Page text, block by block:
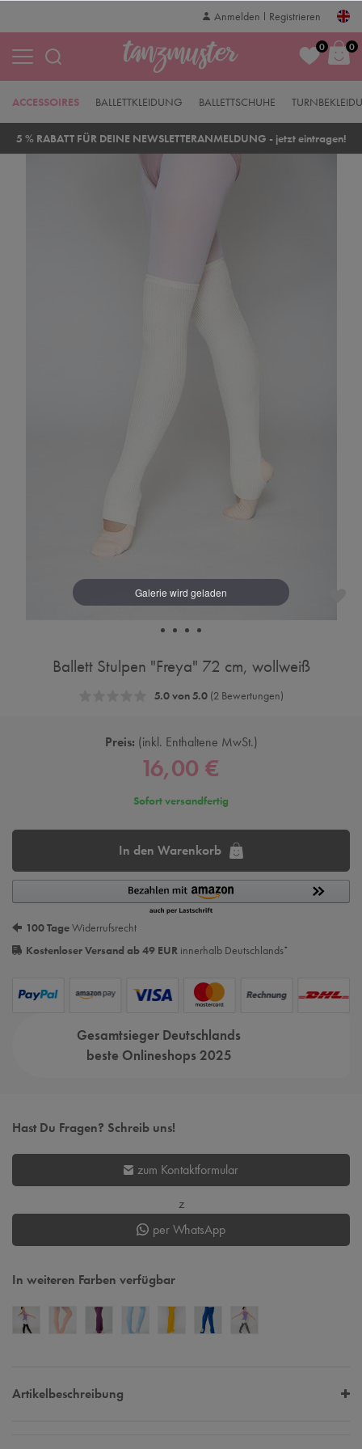
Anmelden Registrieren
0 0
BALLETTKLEIDUNG BALLETTSCHUHE
ACCESSOIRES
5 % RABATT FÜR DEINE NEWSLETTERANMELDUNG - jetzt eintragen!
Ballett Stulpen "Freya" 72 cm, wollweiß
5.0 von 5.0(2 Bewertungen)
Preis: inkl. Enthaltene MwSt.
16,00 €
Sofort versandfertig
In den Warenkorb
100 TageWiderrufsrecht
Kostenloser Versand ab 49 EUR innerhalb Deutschlands*
Gesamtsieger Deutschlands
beste Onlineshops 2025
Hast Du Fragen? Schreib uns!
zum Kontaktformular
z
per WhatsApp
In weiteren Farben verfügbar
Artikelbeschreibung